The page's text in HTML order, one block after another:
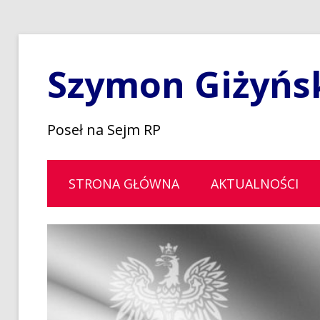
Szymon
Poseł na Sejm RP
STRONA GŁÓWNA AKTUALNOŚCI